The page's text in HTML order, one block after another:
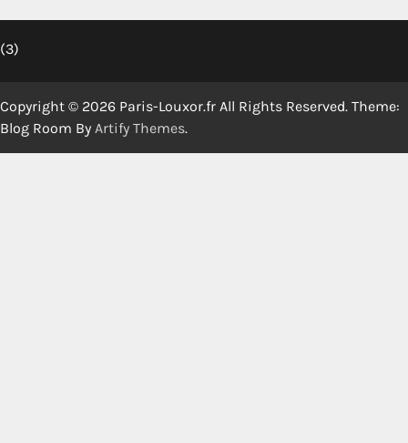
(3)
Copyright © 2026 Paris-Louxor.fr All Rights Reserved. Theme:
Blog Room By Artify Themes.